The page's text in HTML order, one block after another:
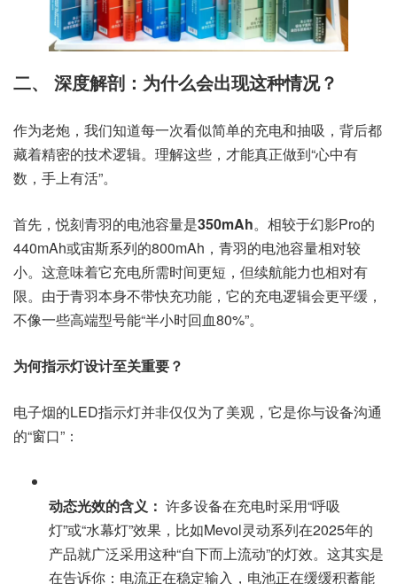
二、 深度解剖：为什么会出现这种情况？
作为老炮，我们知道每一次看似简单的充电和抽吸，背后都
藏着精密的技术逻辑。理解这些，才能真正做到“心中有
数，手上有活”。
首先，悦刻青羽的电池容量是350mAh。相较于幻影Pro的
440mAh或宙斯系列的800mAh，青羽的电池容量相对较
小。这意味着它充电所需时间更短，但续航能力也相对有
限。由于青羽本身不带快充功能，它的充电逻辑会更平缓，
不像一些高端型号能“半小时回血80%”。
为何指示灯设计至关重要？
电子烟的LED指示灯并非仅仅为了美观，它是你与设备沟通
的“窗口”：
动态光效的含义： 许多设备在充电时采用“呼吸
灯”或“水幕灯”效果，比如Mevol灵动系列在2025年的
产品就广泛采用这种“自下而上流动”的灯效。这其实是
在告诉你：电流正在稳定输入，电池正在缓缓积蓄能